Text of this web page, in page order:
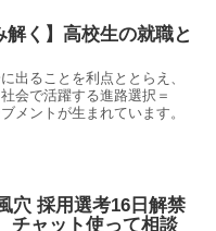
解く】高校生の就職と
出ることを利点ととらえ、
会で活躍する進路選択＝
メントが生まれています。
穴 採用選考16日解禁
チャット使って相談